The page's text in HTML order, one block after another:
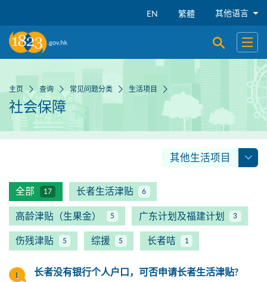
EN 繁體 其他语言
开启搜寻
开启
主页 查询 常见问题分类 生活项目
社会保障
其他生活项目
全部 17 长者生活津贴 6
高龄津贴（生果金） 5 广东计划及福建计划 3
伤残津贴 5 综援 5 长者咭 1
长者没有银行个人户口，可否申请长者生活津贴?